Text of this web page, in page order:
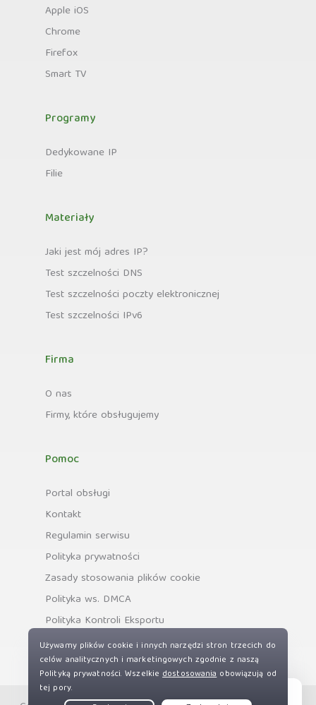
Apple iOS
Chrome
Firefox
Smart TV
Programy
Dedykowane IP
Filie
Materiały
Jaki jest mój adres IP?
Test szczelności DNS
Test szczelności poczty elektronicznej
Test szczelności IPv6
Firma
O nas
Firmy, które obsługujemy
Pomoc
Portal obsługi
Kontakt
Regulamin serwisu
Polityka prywatności
Zasady stosowania plików cookie
Polityka ws. DMCA
Polityka Kontroli Eksportu